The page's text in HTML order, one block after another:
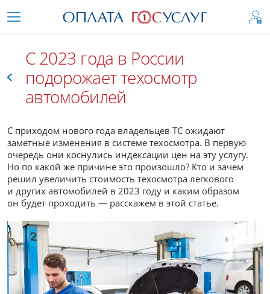
С 2023 года в России
подорожает техосмотр
автомобилей
С приходом нового года владельцев ТС ожидают
заметные изменения в системе техосмотра. В первую
очередь они коснулись индексации цен на эту услугу.
Но по какой же причине это произошло? Кто и зачем
решил увеличить стоимость техосмотра легкового
и других автомобилей в 2023 году и каким образом
он будет проходить — расскажем в этой статье.